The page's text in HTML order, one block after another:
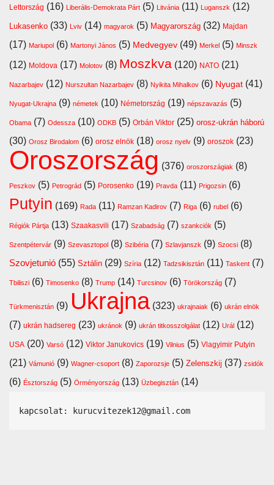
Lettország (16) Liberális-Demokrata Párt (5) Litvánia (11) Luganszk (12)
Lukasenko (33) Lviv (14) magyarok (5) Magyarország (32) Majdan
(17) Mariupol (6) Martonyi János (5) Medvegyev (49) Merkel (5) Minszk
(12) Moldova (17) Molotov (8) Moszkva (120) NATO (21)
Nazarbajev (12) Nurszultan Nazarbajev (8) Nyikita Mihalkov (6) Nyugat (41)
Nyugat-Ukrajna (9) németek (10) Németország (19) népszavazás (5)
Obama (7) Odessza (10) ODKB (5) Orbán Viktor (25) orosz-ukrán háború
(30) Orosz Birodalom (6) orosz elnök (18) orosz nyelv (9) oroszok (23)
Oroszország (376) oroszországiak (8)
Peszkov (5) Petrográd (5) Porosenko (19) Pravda (11) Prigozsin (6)
Putyin (169) Rada (11) Ramzan Kadirov (7) Riga (6) rubel (6)
Régiók Pártja (13) Szaakasvili (17) Szabadság (7) szankciók (5)
Szentpétervár (9) Szevasztopol (8) Szibéria (7) Szlavjanszk (9) Szocsi (8)
Szovjetunió (55) Sztálin (29) Szíria (12) Tadzsikisztán (11) Taskent (7)
Tbiliszi (6) Timosenko (8) Trump (14) Turcsinov (6) Törökország (7)
Türkmenisztán (9) Ukrajna(323) ukrajnaiak (6) ukrán elnök
(7) ukrán hadsereg (23) ukránok (9) ukrán titkosszolgálat (12) Urál (12)
USA (20) Varsó (12) Viktor Janukovics (19) Vilnius (5) Vlagyimir Putyin
(21) Vámunió (9) Wagner-csoport (8) Zaporozsje (5) Zelenszkij (37) zsidók
(6) Észtország (5) Örményország (13) Üzbegisztán (14)
kapcsolat: kurucvitezek12@gmail.com